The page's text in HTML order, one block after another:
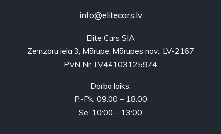
info@elitecars.lv
Elite Cars SIA
Zemzaru iela 3, Mārupe, Mārupes nov., LV-2167
PVN Nr. LV44103125974
Darba laiks:
P.-Pk. 09:00 – 18:00
Se. 10:00 – 13:00